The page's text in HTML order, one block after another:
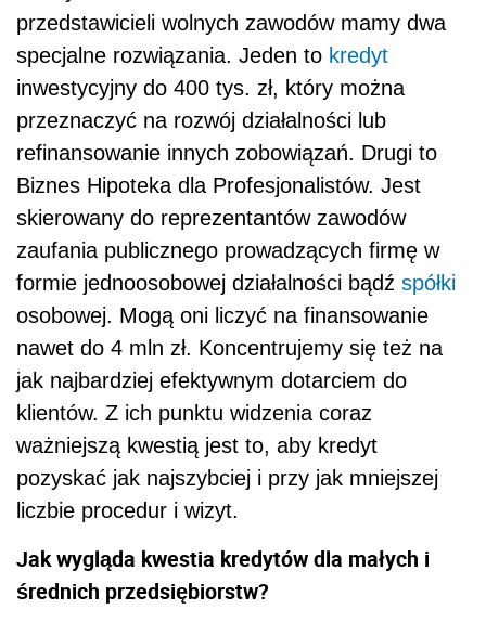
przedstawicieli wolnych zawodów mamy dwa
specjalne rozwiązania. Jeden to kredyt
inwestycyjny do 400 tys. zł, który można
przeznaczyć na rozwój działalności lub
refinansowanie innych zobowiązań. Drugi to
Biznes Hipoteka dla Profesjonalistów. Jest
skierowany do reprezentantów zawodów
zaufania publicznego prowadzących firmę w
formie jednoosobowej działalności bądź spółki
osobowej. Mogą oni liczyć na finansowanie
nawet do 4 mln zł. Koncentrujemy się też na
jak najbardziej efektywnym dotarciem do
klientów. Z ich punktu widzenia coraz
ważniejszą kwestią jest to, aby kredyt
pozyskać jak najszybciej i przy jak mniejszej
liczbie procedur i wizyt.
Jak wygląda kwestia kredytów dla małych i
średnich przedsiębiorstw?